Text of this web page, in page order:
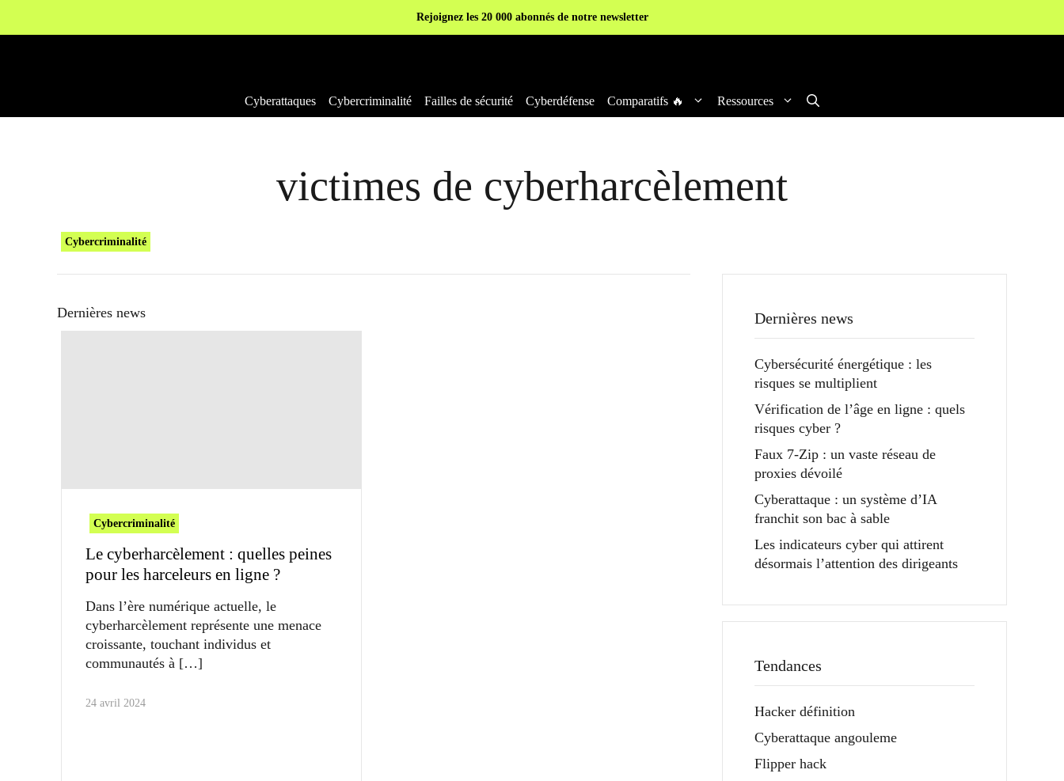
Rejoignez les 20 000 abonnés de notre newsletter
Cyberattaques Cybercriminalité Failles de sécurité Cyberdéfense Comparatifs 🔥 Ressources
victimes de cyberharcèlement
Cybercriminalité
Dernières news
Cybercriminalité
Le cyberharcèlement : quelles peines
pour les harceleurs en ligne ?
Dans l’ère numérique actuelle, le
cyberharcèlement représente une menace
croissante, touchant individus et
communautés à
24 avril 2024
Dernières news
Cybersécurité énergétique : les
risques se multiplient
Vérification de l’âge en ligne : quels
risques cyber ?
Faux 7-Zip : un vaste réseau de
proxies dévoilé
Cyberattaque : un système d’IA
franchit son bac à sable
Les indicateurs cyber qui attirent
désormais l’attention des dirigeants
Tendances
Hacker définition
Cyberattaque angouleme
Flipper hack